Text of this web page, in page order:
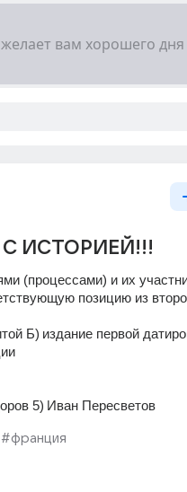
ИСТОРИЕЙ!!!
(процессами) и их
позицию из
Б) издание первой
5) Иван Пересветов
#франция